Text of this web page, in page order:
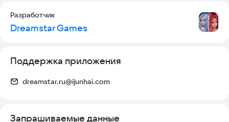
Разработчик
Dreamstar Games
Поддержка приложения
dreamstar.ru@ijunhai.com
Запрашиваемые данные